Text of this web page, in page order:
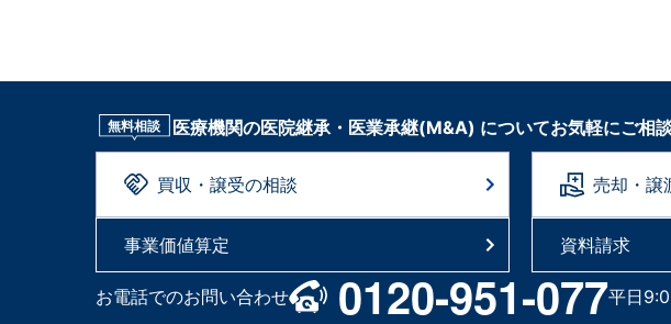
無料相談 医療機関の医院継承・医業承継(M&A) についてお気軽にご相
買収・譲受の相談 売却・譲
事業価値算定 資料請求
お電話でのお問い合わせ 0120-951-077平日